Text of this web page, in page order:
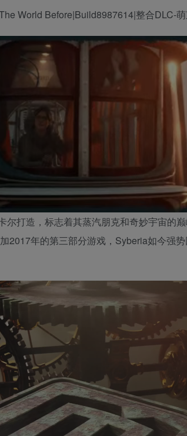
尔打造，标志着其蒸汽朋克和奇妙宇宙的
2017年的第三部分游戏，Syberia如今强